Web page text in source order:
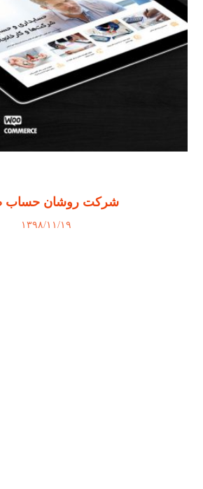
شرکت روشان حساب
۱۳۹۸/۱۱/۱۹